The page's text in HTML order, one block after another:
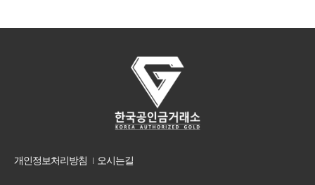
개인정보처리방침 오시는길